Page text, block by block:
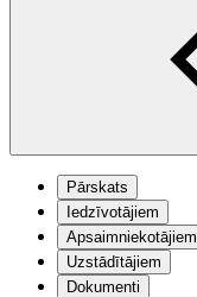
Pārskats
Iedzīvotājiem
Apsaimniekotājiem
Uzstādītājiem
Dokumenti